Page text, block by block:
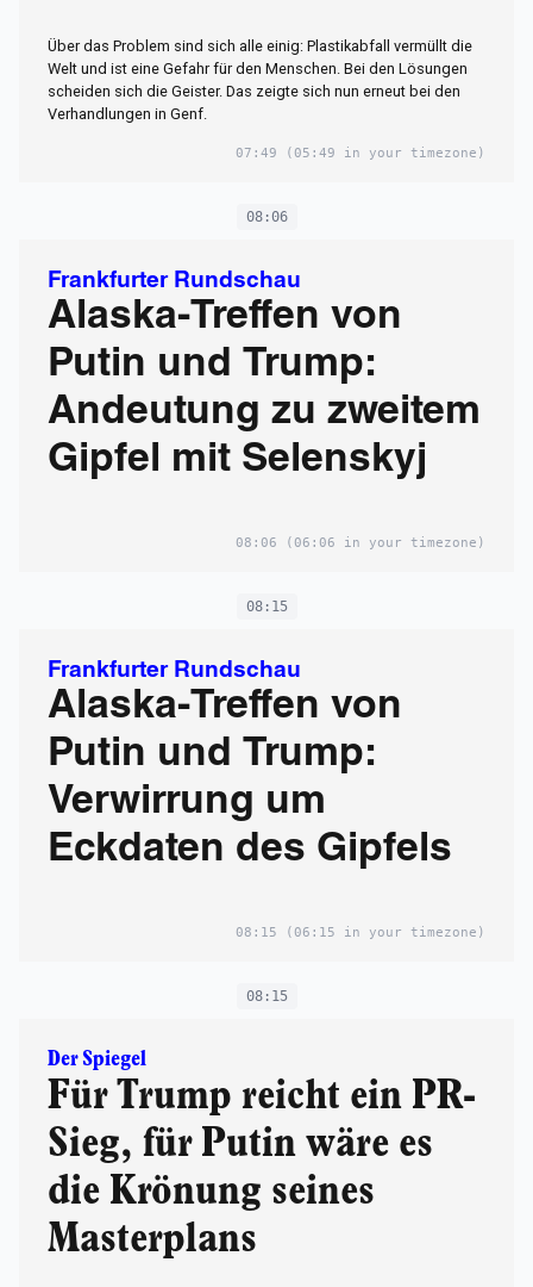
Über das Problem sind sich alle einig: Plastikabfall vermüllt die
Welt und ist eine Gefahr für den Menschen. Bei den Lösungen
scheiden sich die Geister. Das zeigte sich nun erneut bei den
Verhandlungen in Genf.
07:49 (05:49 in your timezone)
08:06
Frankfurter Rundschau
Alaska-Treffen von
Putin und Trump:
Andeutung zu zweitem
Gipfel mit Selenskyj
08:06 (06:06 in your timezone)
08:15
Frankfurter Rundschau
Alaska-Treffen von
Putin und Trump:
Verwirrung um
Eckdaten des Gipfels
08:15 (06:15 in your timezone)
08:15
Der Spiegel
Für Trump reicht ein PR-
Sieg, für Putin wäre es
die Krönung seines
Masterplans